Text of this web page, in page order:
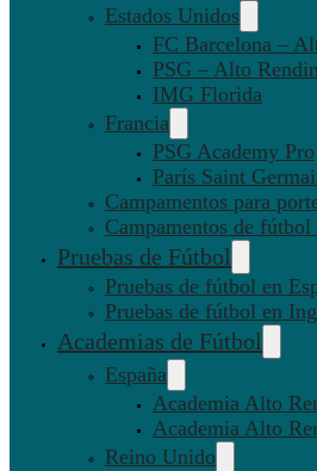
Estados Unidos
FC Barcelona –
PSG – Alto
IMG Florida
Francia
PSG Academy Pro
París Saint
Campamentos para
Campamentos de fútbol
Pruebas de Fútbol
Pruebas de fútbol en
Pruebas de fútbol en
Academias de Fútbol
España
Academia Alto
Academia Alto
Reino Unido